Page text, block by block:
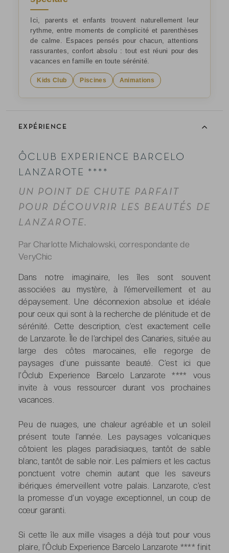
EXPÉRIENCE
ÔCLUB EXPERIENCE BARCELO
LANZAROTE ****
UN POINT DE CHUTE PARFAIT
POUR DÉCOUVRIR LES BEAUTÉS DE
LANZAROTE.
Par Charlotte Michalowski, correspondante de
VeryChic
Dans notre imaginaire, les îles sont souvent
associées au mystère, à l’émerveillement et au
dépaysement. Une déconnexion absolue et idéale
pour ceux qui sont à la recherche de plénitude et de
sérénité. Cette description, c’est exactement celle
de Lanzarote. Île de l’archipel des Canaries, située au
large des côtes marocaines, elle regorge de
paysages d’une puissante beauté. C’est ici que
l’Ôclub Experience Barcelo Lanzarote **** vous
invite à vous ressourcer durant vos prochaines
vacances.
Peu de nuages, une chaleur agréable et un soleil
présent toute l’année. Les paysages volcaniques
côtoient les plages paradisiaques, tantôt de sable
blanc, tantôt de sable noir. Les palmiers et les cactus
ponctuent votre chemin autant que les saveurs
ibériques émerveillent votre palais. Lanzarote, c’est
la promesse d’un voyage exceptionnel, un coup de
cœur garanti.
Si cette île aux mille visages a déjà tout pour vous
plaire, l’Ôclub Experience Barcelo Lanzarote **** finit
Ici, parents et enfants trouvent naturellement leur
rythme, entre moments de complicité et parenthèses
de calme. Espaces pensés pour chacun, attentions
rassurantes, confort absolu : tout est réuni pour des
vacances en famille en toute sérénité.
Kids Club Piscines Animations